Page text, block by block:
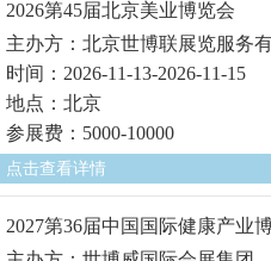
2026第45届北京美业博览会
主办方：北京世博联展览服务
时间：2026-11-13-2026-11-15
地点：北京
参展费：5000-10000
点击查看详情
2027第36届中国国际健康产业